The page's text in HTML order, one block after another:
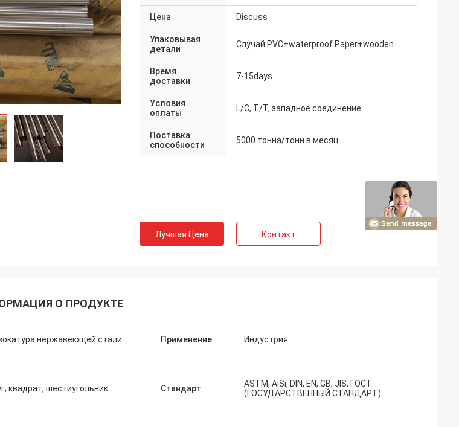
Цена Discuss
Упаковывая
детали
Случай PVC+waterproof Paper+wooden
Время
доставки
7-15days
Условия
оплаты
L/C, T/T, западное соединение
Поставка
способности
5000 тонна/тонн в месяц
Лучшая Цена Контакт
О ПРОДУКТЕ
нержавеющей стали Применение Индустрия
квадрат, шестиугольник Стандарт
ASTM, AiSi, DIN, EN, GB, JIS, ГОСТ
(ГОСУДАРСТВЕННЫЙ СТАНДАРТ)